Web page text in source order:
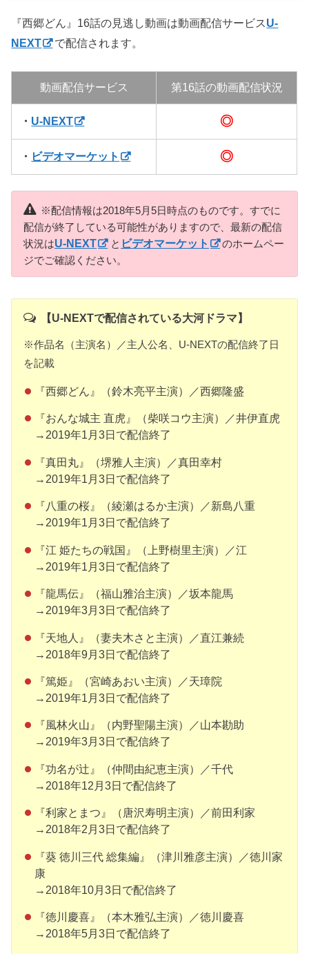
『西郷どん』16話の見逃し動画は動画配信サービス U-
NEXT
で配信されます。
動画配信サービス 第16話の動画配信状況
・ U-NEXT ◎
・ ビデオマーケット ◎
※配信情報は2018年5月5日時点のものです。すでに
配信が終了している可能性がありますので、最新の配信
状況はU-NEXT と ビデオマーケット
のホームペー
ジでご確認ください。
【U-NEXTで配信されている大河ドラマ】
※作品名（主演名）／主人公名、U-NEXTの配信終了日
を記載
『西郷どん』（鈴木亮平主演）／西郷隆盛
『おんな城主 直虎』（柴咲コウ主演）／井伊直虎
→2019年1月3日で配信終了
『真田丸』（堺雅人主演）／真田幸村
→2019年1月3日で配信終了
『八重の桜』（綾瀬はるか主演）／新島八重
→2019年1月3日で配信終了
『江 姫たちの戦国』（上野樹里主演）／江
→2019年1月3日で配信終了
『龍馬伝』（福山雅治主演）／坂本龍馬
→2019年3月3日で配信終了
『天地人』（妻夫木さと主演）／直江兼続
→2018年9月3日で配信終了
『篤姫』（宮崎あおい主演）／天璋院
→2019年1月3日で配信終了
『風林火山』（内野聖陽主演）／山本勘助
→2019年3月3日で配信終了
『功名が辻』（仲間由紀恵主演）／千代
→2018年12月3日で配信終了
『利家とまつ』（唐沢寿明主演）／前田利家
→2018年2月3日で配信終了
『葵 徳川三代 総集編』（津川雅彦主演）／徳川家
康
→2018年10月3日で配信終了
『徳川慶喜』（本木雅弘主演）／徳川慶喜
→2018年5月3日で配信終了